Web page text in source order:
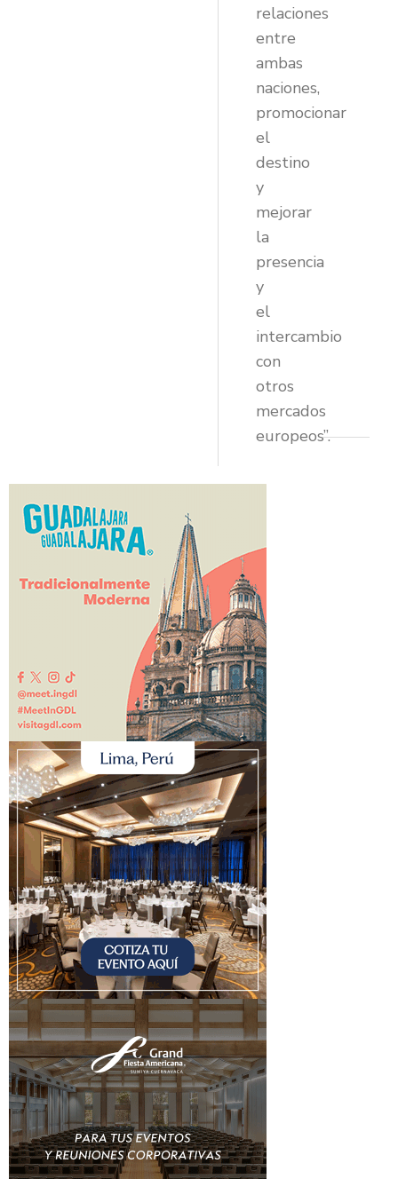
relaciones
entre
ambas
naciones,
promocionar
el
destino
y
mejorar
la
presencia
y
el
intercambio
con
otros
mercados
europeos”.